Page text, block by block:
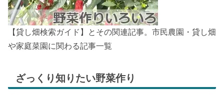
【貸し畑検索ガイド】とその関連記事。市民農園・貸し畑
や家庭菜園に関わる記事一覧
ざっくり知りたい野菜作り